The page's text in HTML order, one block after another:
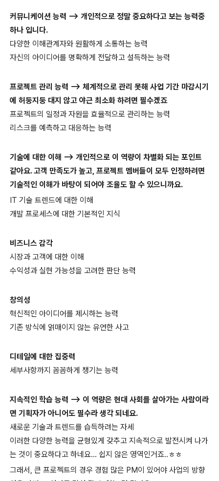
커뮤니케이션 능력 --> 개인적으로 정말 중요하다고 보는 능력중
하나 입니다.
다양한 이해관계자와 원활하게 소통하는 능력
자신의 아이디어를 명확하게 전달하고 설득하는 능력
프로젝트 관리 능력 --> 체계적으로 관리 못해 사업 기간 마감시기
에 허둥지둥 대지 않고 야근 최소화 하려면 필수겠죠
프로젝트의 일정과 자원을 효율적으로 관리하는 능력
리스크를 예측하고 대응하는 능력
기술에 대한 이해 --> 개인적으로 이 역량이 차별화 되는 포인트
같아요. 고객 만족도가 높고, 프로젝트 멤버들이 모두 인정하려면
기술적인 이해가 바탕이 되어야 조율도 할 수 있으니까요.
IT 기술 트렌드에 대한 이해
개발 프로세스에 대한 기본적인 지식
비즈니스 감각
시장과 고객에 대한 이해
수익성과 실현 가능성을 고려한 판단 능력
창의성
혁신적인 아이디어를 제시하는 능력
기존 방식에 얽매이지 않는 유연한 사고
디테일에 대한 집중력
세부사항까지 꼼꼼하게 챙기는 능력
지속적인 학습 능력 --> 이 역량은 현대 사회를 살아가는 사람이라
면 기획자가 아니어도 필수라 생각 되네요.
새로운 기술과 트렌드를 습득하려는 자세
이러한 다양한 능력을 균형있게 갖추고 지속적으로 발전시켜 나가
는 것이 중요하다고 하네요... 쉽지 않은 영역인거죠..ㅎㅎ
그래서, 큰 프로젝트의 경우 경험 많은 PM이 있어야 사업의 방향